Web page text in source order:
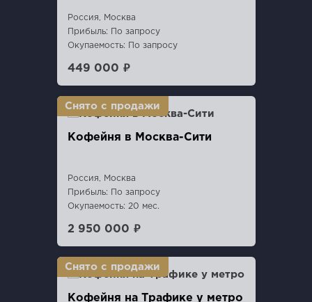
Россия, Москва
Прибыль: По запросу
Окупаемость: По запросу
449 000 ₽
Кофейня в Москва-Сити
Россия, Москва
Прибыль: По запросу
Окупаемость: 20 мес.
2 950 000 ₽
Кофейня на Трафике у метро